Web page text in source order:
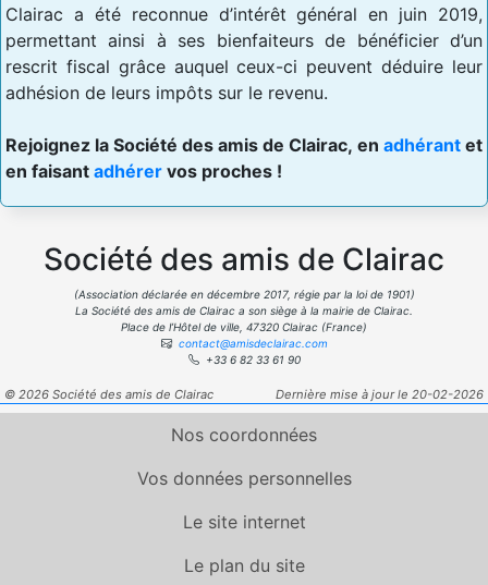
Clairac a été reconnue d’intérêt général en juin 2019,
permettant ainsi à ses bienfaiteurs de bénéficier d’un
rescrit fiscal grâce auquel ceux-ci peuvent déduire leur
adhésion de leurs impôts sur le revenu.
Rejoignez la Société des amis de Clairac, en adhérant et
en faisant adhérer vos proches !
Société des amis de Clairac
(Association déclarée en décembre 2017, régie par la loi de 1901)
La Société des amis de Clairac a son siège à la mairie de Clairac.
Place de l’Hôtel de ville, 47320 Clairac (France)
contact@amisdeclairac.com
+33 6 82 33 61 90
© 2026 Société des amis de Clairac Dernière mise à jour le 20-02-2026
Nos coordonnées
Vos données personnelles
Le site internet
Le plan du site